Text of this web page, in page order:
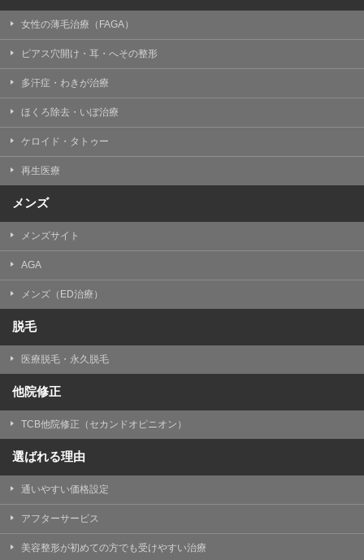
女性の薄毛治療（FAGA）
ピアス穴開け・耳・へその整形
多汗症・わきが治療
ほくろ除去・いぼ治療
ケロイド・タトゥー
再生医療
メンズ
メンズサイト
AGA
メンズ（ED治療）
脱毛
医療脱毛・永久脱毛
他院修正
TCB他院修正（セカンドオピニオン）
選ばれる理由
通いやすい価格設定
アフターサービス
美容整形が初めての方でも受けやすい治療